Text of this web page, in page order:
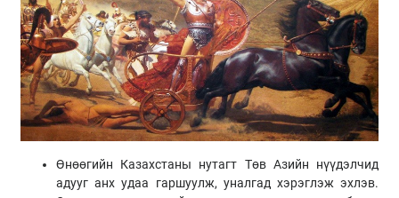
Өнөөгийн Казахстаны нутагт Төв Азийн нүүдэлчид
адууг анх удаа гаршуулж, уналгад хэрэглэж эхлэв.